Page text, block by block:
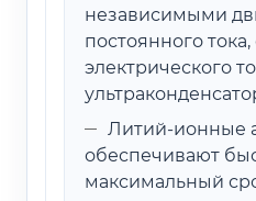
независимыми
постоянного
электрического
Литий-ионные
обеспечивают
максимальный